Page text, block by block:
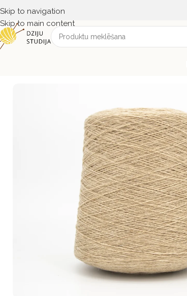
Skip to navigation
Skip to main content